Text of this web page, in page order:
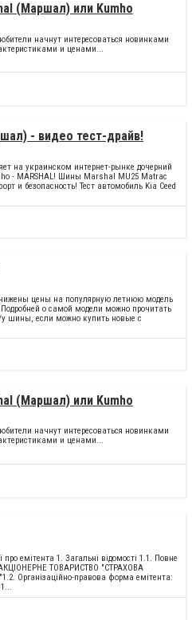
(Маршал) или Kumho
начнут интересоваться новинками
и ценами...
- видео тест-драйв!
на украинском интернет-рынке дочерний
- MARSHAL! Шины Marshal MU25 Matrac
и безопасность! Тест автомобиль Kia Ceed
цены на популярную летнюю модель
о самой модели можно прочитать
у шины, если можно купить новые с
(Маршал) или Kumho
начнут интересоваться новинками
и ценами...
емітента 1. Загальні відомості 1.1. Повне
ТОВАРИСТВО "СТРАХОВА
Організаційно-правова форма емітента: